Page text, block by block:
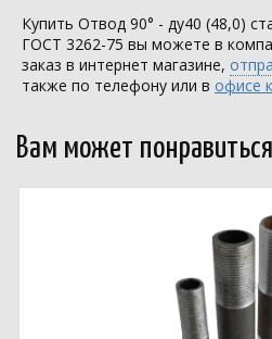
Купить Отвод 90° - ду40 (48,0)
ГОСТ 3262-75 вы можете в
заказ в интернет магазине,
также по телефону или в офисе
Вам может понравиться